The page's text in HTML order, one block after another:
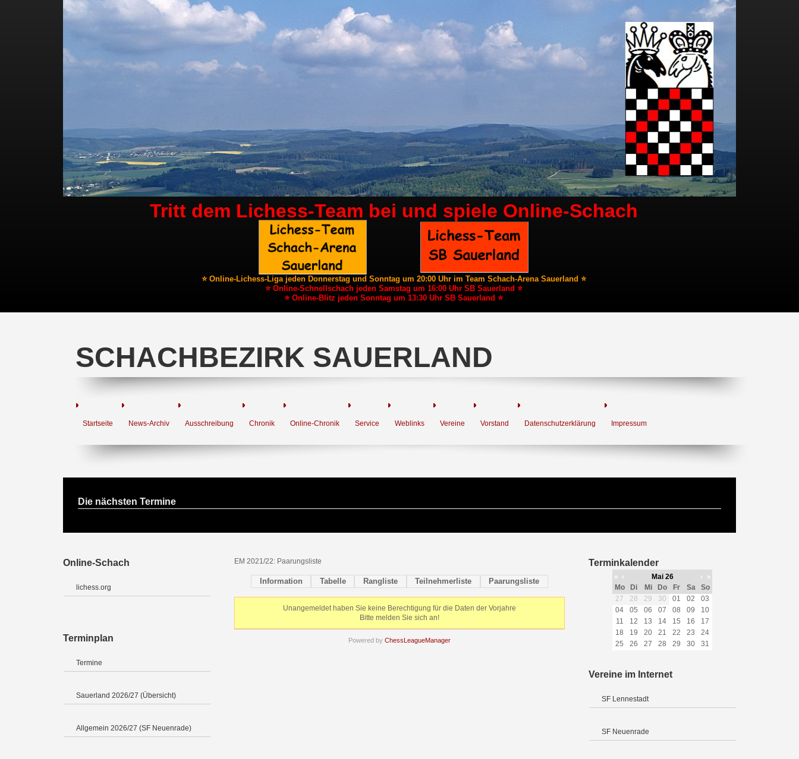
Tritt dem Lichess-Team bei und spiele Online-Schach
⭐ Online-Lichess-Liga jeden Donnerstag und Sonntag um 20:00 Uhr im Team Schach-Arena Sauerland ⭐
⭐ Online-Schnellschach jeden Samstag um 16:00 Uhr SB Sauerland ⭐
⭐ Online-Blitz jeden Sonntag um 13:30 Uhr SB Sauerland ⭐
SCHACHBEZIRK SAUERLAND
Startseite News-Archiv Ausschreibung Chronik Online-Chronik Service Weblinks Vereine Vorstand Datenschutzerklärung Impressum
Die nächsten Termine
Online-Schach
lichess.org
Terminplan
Termine
Sauerland 2026/27 (Übersicht)
Allgemein 2026/27 (SF Neuenrade)
EM 2021/22: Paarungsliste
Information Tabelle Rangliste Teilnehmerliste Paarungsliste
Unangemeldet haben Sie keine Berechtigung für die Daten der Vorjahre
Bitte melden Sie sich an!
Powered by ChessLeagueManager
Terminkalender
« ‹ Mai 26 ›
»
Mo
Di Mi Do Fr Sa
So
27
28 29 30 01 02
03
04
05 06 07 08 09
10
11
12 13 14 15 16
17
18
19 20 21 22 23
24
25
26 27 28 29 30 31
Vereine im Internet
SF Lennestadt
SF Neuenrade